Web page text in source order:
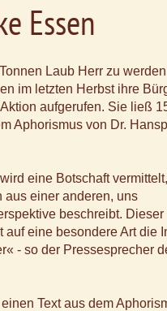
Essen
Laub Herr zu
im letzten Herbst ihre
aufgerufen. Sie ließ
Aphorismus von Dr.
eine Botschaft
einer anderen, uns
beschreibt. Dieser
auf eine besondere Art die
- so der Pressesprecher
Text aus dem